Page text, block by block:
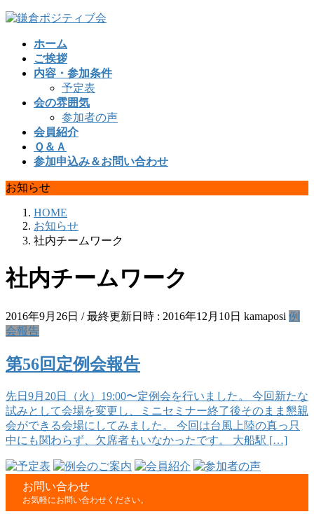
コ
ナ
ホーム
ご挨拶
内容・参加条件
予定表
会の雰囲気
参加者の声
会員紹介
Ｑ＆Ａ
参加申込み＆お問い合わせ
お知らせ
HOME
お知らせ
社内チームワーク
社内チームワーク
2016年9月26日 / 最終更新日時 : 2016年12月10日 kamaposi 例
会報告
第56回定例会報告
先日9月20日（火）19:00〜定例会を行いました。 今回新たな
試みとして会場を変更し、ミニセミナー終了後そのまま懇親
会ができる会場にしてみました。 今回は台風上陸の真っ只
中にも関わらず、欠席者もいなかったです。 大船駅 […]
お問い合わせ
お気軽にお問い合わせください。